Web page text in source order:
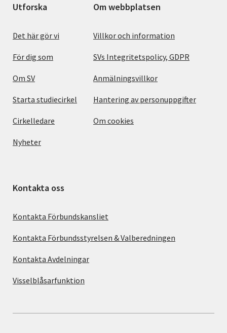
Utforska
Det här gör vi
För dig som
Om SV
Starta studiecirkel
Cirkelledare
Nyheter
Om webbplatsen
Villkor och information
SVs Integritetspolicy, GDPR
Anmälningsvillkor
Hantering av personuppgifter
Om cookies
Kontakta oss
Kontakta Förbundskansliet
Kontakta Förbundsstyrelsen & Valberedningen
Kontakta Avdelningar
Visselblåsarfunktion